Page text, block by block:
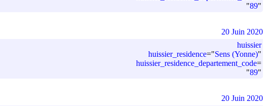
"89"
huissier
huissier_residence="Sens (Yonne)"
huissier_residence_departement_code=
"89"
20 Juin 2020
20 Juin 2020